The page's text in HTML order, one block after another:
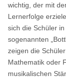
wichtig, der mit
Lernerfolge
sich die Schüler
sogenannten
zeigen die
Mathematik oder
musikalischen